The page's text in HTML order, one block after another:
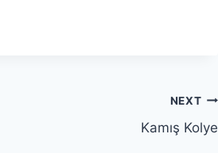
NEXT
Kamış Kolye